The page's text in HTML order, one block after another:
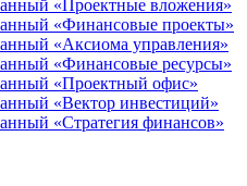
«Проектные вложения»
«Финансовые проекты»
«Аксиома управления»
«Финансовые ресурсы»
«Проектный офис»
«Вектор инвестиций»
«Стратегия финансов»